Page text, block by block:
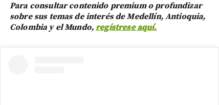
Para consultar contenido premium o profundizar
sobre sus temas de interés de Medellín, Antioquia,
Colombia y el Mundo,regístrese aquí.